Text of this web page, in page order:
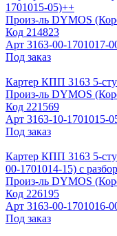
1701015-05)++
Произ-ль DYMOS
Код 214823
Арт 3163-00-1701017-
Под заказ
Картер КПП 3163 5-
Произ-ль DYMOS
Код 221569
Арт 3163-10-1701015-
Под заказ
Картер КПП 3163 5-
00-1701014-15) с
Произ-ль DYMOS
Код 226195
Арт 3163-00-1701016-
Под заказ